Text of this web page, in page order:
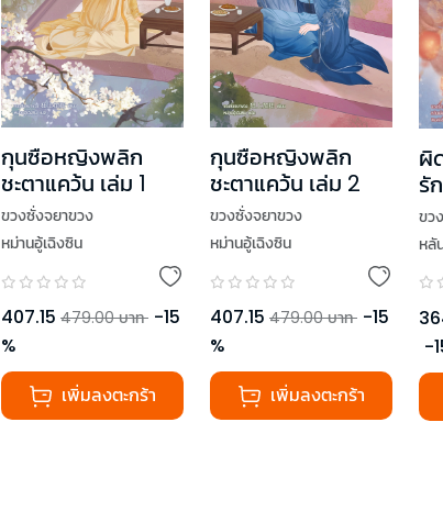
กุนซือหญิงพลิก
ชะตาแคว้น เล่ม 1
ขวงซั่งจยาขวง
หม่านอู้เฉิงซิน
407.15 479.00 บาท -15
%
เพิ่มลงตะกร้า
กุนซือหญิงพลิก
ชะตาแคว้น เล่ม 2
ขวงซั่งจยาขวง
หม่านอู้เฉิงซิน
407.15 479.00 บาท -15
%
เพิ่มลงตะกร้า
ผิ
รั
(
ขว
หลั
-